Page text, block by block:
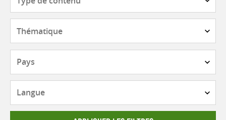
contenu